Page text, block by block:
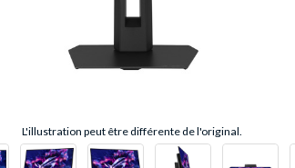
L'illustration peut être différente de l'original.